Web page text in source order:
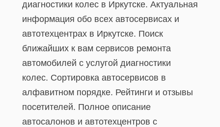
диагностики колес в Иркутске. Актуальная
информация обо всех автосервисах и
автотехцентрах в Иркутске. Поиск
ближайших к вам сервисов ремонта
автомобилей с услугой диагностики
колес. Сортировка автосервисов в
алфавитном порядке. Рейтинги и отзывы
посетителей. Полное описание
автосалонов и автотехцентров с